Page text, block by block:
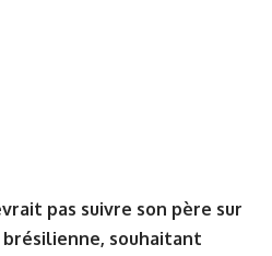
pas suivre son père sur
souhaitant